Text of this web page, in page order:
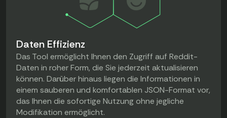
Daten Effizienz
Das Tool ermöglicht Ihnen den Zugriff auf Reddit-
Daten in roher Form, die Sie jederzeit aktualisieren
können. Darüber hinaus liegen die Informationen in
einem sauberen und komfortablen JSON-Format vor,
das Ihnen die sofortige Nutzung ohne jegliche
Modifikation ermöglicht.